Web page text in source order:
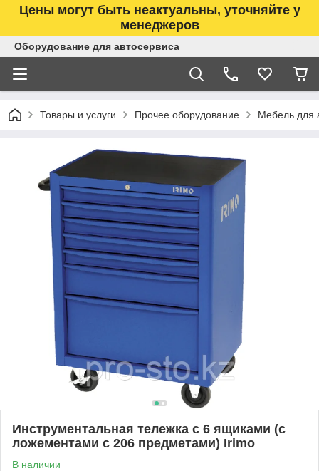
Цены могут быть неактуальны, уточняйте у
менеджеров
Оборудование для автосервиса
Товары и услуги Прочее оборудование Мебель для
Инструментальная тележка с 6 ящиками (с
ложементами с 206 предметами) Irimo
В наличии